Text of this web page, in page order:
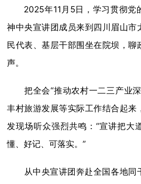
2025年11月5日，学习贯彻党
神中央宣讲团成员来到四川眉山市
民代表、基层干部围坐在院坝，聊
声。
把全会“推动农村一二三产业深
丰村旅游发展等实际工作结合起来
发现场听众强烈共鸣：“宣讲把大
懂、好记、可落实。”
从中央宣讲团奔赴全国各地同